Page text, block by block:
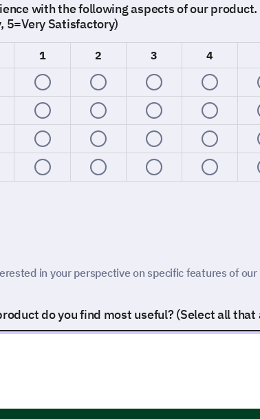
with the following aspects of our product.
5=Very Satisfactory)
1 2 3 4
in your perspective on specific features of our
do you find most useful? (Select all that